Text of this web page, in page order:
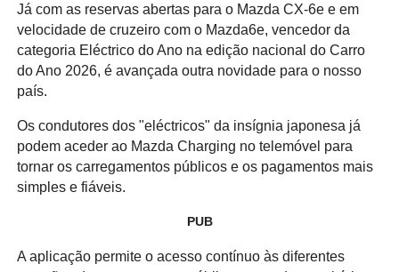
Já com as reservas abertas para o Mazda CX-6e e em
velocidade de cruzeiro com o Mazda6e, vencedor da
categoria Eléctrico do Ano na edição nacional do Carro
do Ano 2026, é avançada outra novidade para o nosso
país.
Os condutores dos "eléctricos" da insígnia japonesa já
podem aceder ao Mazda Charging no telemóvel para
tornar os carregamentos públicos e os pagamentos mais
simples e fiáveis.
PUB
A aplicação permite o acesso contínuo às diferentes